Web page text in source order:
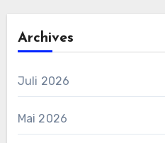
Archives
Juli 2026
Mai 2026